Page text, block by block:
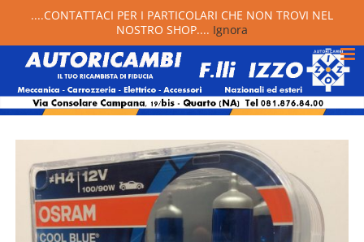
....CONTATTACI PER I PARTICOLARI CHE NON TROVI NEL
NOSTRO SHOP.... Ignora